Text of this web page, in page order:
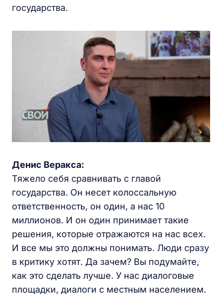
государства.
Денис Веракса:
Тяжело себя сравнивать с главой
государства. Он несет колоссальную
ответственность, он один, а нас 10
миллионов. И он один принимает такие
решения, которые отражаются на нас всех.
И все мы это должны понимать. Люди сразу
в критику хотят. Да зачем? Вы подумайте,
как это сделать лучше. У нас диалоговые
площадки, диалоги с местным населением.